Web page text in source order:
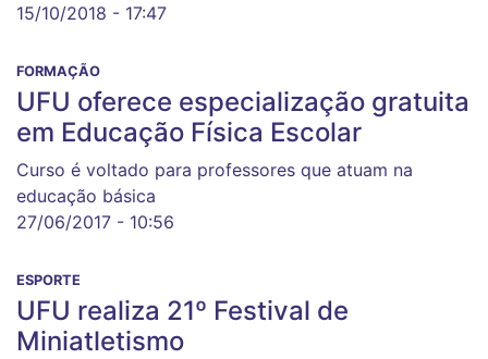
15/10/2018 - 17:47
FORMAÇÃO
UFU oferece especialização gratuita
em Educação Física Escolar
Curso é voltado para professores que atuam na
educação básica
27/06/2017 - 10:56
ESPORTE
UFU realiza 21º Festival de
Miniatletismo